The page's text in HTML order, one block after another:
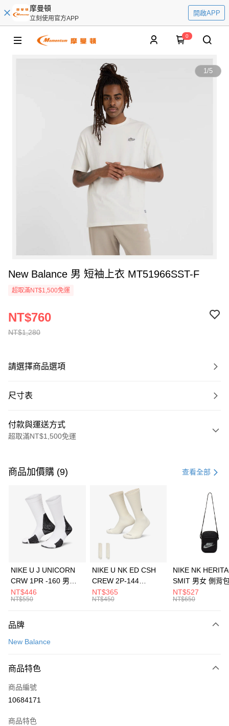
摩曼頓
立刻使用官方APP
開啟APP
0
1/5
New Balance 男 短袖上衣 MT51966SST-F
超取滿NT$1,500免運
NT$1,280
NT$760
請選擇商品選項
尺寸表
付款與運送方式
超取滿NT$1,500免運
信用卡一次付款
3 期 0 利率 每期 21家銀行
合作金庫商業銀行
第一商業銀行
華南商業銀行
彰化商業銀行
上海商業儲蓄銀行
元大商業銀行
台灣樂天信用卡公司
Apple Pay
全盈+PAY
AFTEE先享後付
【關於「AFTEE先享後付」】
便利好安心！
３．安心：先確認商品／服務後，再付款。
【「AFTEE先享後付」結帳流程】
１．於結帳方式選擇「AFTEE先享後付」後，將跳轉至「AFTEE先享後付」
２．訂單成立數日內，您將收到繳費通知簡訊。
運送方式
每筆NT$100，滿NT$1,500(含以上)免運費
宅配
每筆NT$100，滿NT$1,500(含以上)免運費
付款後門市自取
商品加價購 (9) 查看全部
NIKE U J UNICORN
CRW 1PR -160 男女
中統襪 FZ3393100
NT$446
NT$550
NIKE U NK ED CSH
CREW 2P-144
EMBRDY 男女 短統襪
FZ3073133
NT$365
NT$450
NIKE NK
SMIT 男女 側背
BA5871010
NT$527
NT$650
品牌
New Balance
商品特色
商品編號
10684171
商品特色